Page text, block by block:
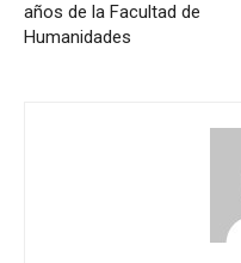
años de la Facultad de
Humanidades